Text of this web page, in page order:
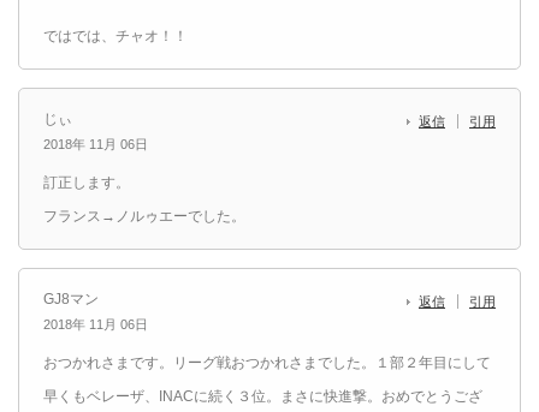
ではでは、チャオ！！
じぃ
2018年 11月 06日
返信 引用
訂正します。
フランス→ノルゥエーでした。
GJ8マン
2018年 11月 06日
返信 引用
おつかれさまです。リーグ戦おつかれさまでした。１部２年目にして
早くもベレーザ、INACに続く３位。まさに快進撃。おめでとうござ